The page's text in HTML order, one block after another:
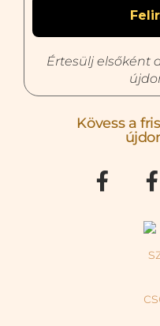
Értesülj elsőként
Kövess a